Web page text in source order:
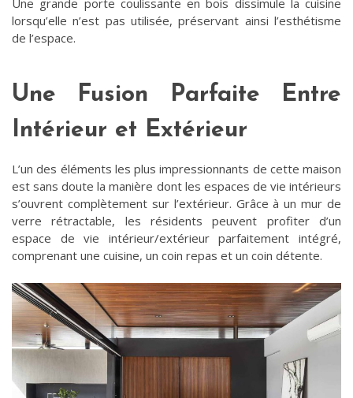
Une grande porte coulissante en bois dissimule la cuisine
lorsqu’elle n’est pas utilisée, préservant ainsi l’esthétisme
de l’espace.
Une Fusion Parfaite Entre
Intérieur et Extérieur
L’un des éléments les plus impressionnants de cette maison
est sans doute la manière dont les espaces de vie intérieurs
s’ouvrent complètement sur l’extérieur. Grâce à un mur de
verre rétractable, les résidents peuvent profiter d’un
espace de vie intérieur/extérieur parfaitement intégré,
comprenant une cuisine, un coin repas et un coin détente.